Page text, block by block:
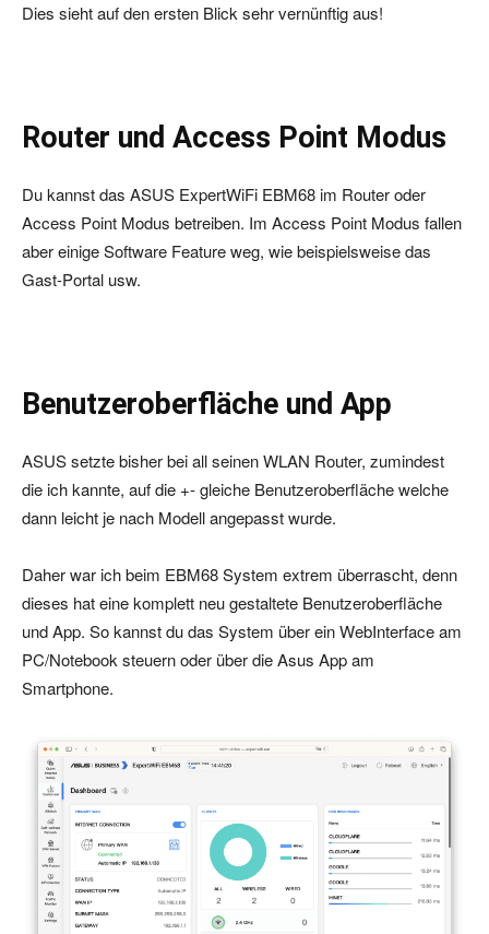
Dies sieht auf den ersten Blick sehr vernünftig aus!
Router und Access Point Modus
Du kannst das ASUS ExpertWiFi EBM68 im Router oder
Access Point Modus betreiben. Im Access Point Modus fallen
aber einige Software Feature weg, wie beispielsweise das
Gast-Portal usw.
Benutzeroberfläche und App
ASUS setzte bisher bei all seinen WLAN Router, zumindest
die ich kannte, auf die +- gleiche Benutzeroberfläche welche
dann leicht je nach Modell angepasst wurde.
Daher war ich beim EBM68 System extrem überrascht, denn
dieses hat eine komplett neu gestaltete Benutzeroberfläche
und App. So kannst du das System über ein WebInterface am
PC/Notebook steuern oder über die Asus App am
Smartphone.